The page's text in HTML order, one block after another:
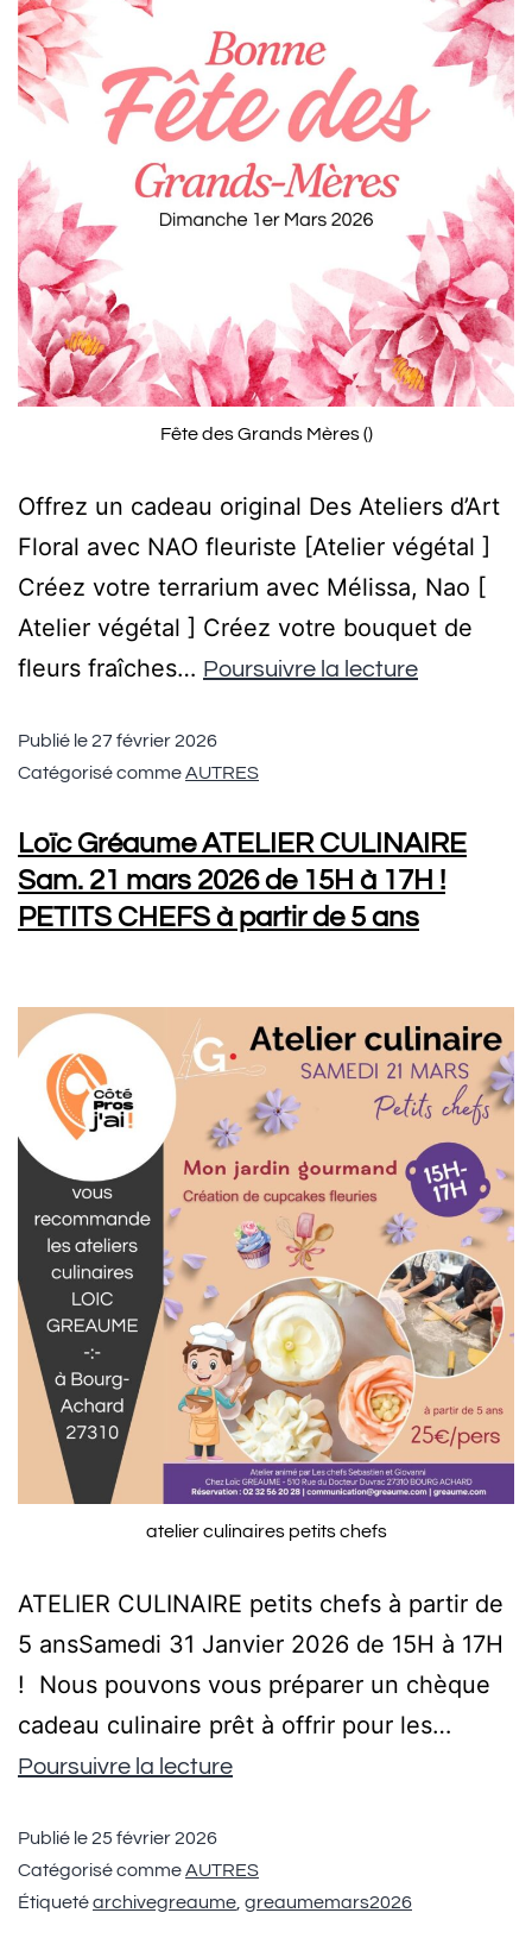
Fête des Grands Mères ()
Offrez un cadeau original Des Ateliers d’Art
Floral avec NAO fleuriste [Atelier végétal ]
Créez votre terrarium avec Mélissa, Nao [
Atelier végétal ] Créez votre bouquet de
fleurs fraîches… Poursuivre la lecture
Publié le27 février 2026
Catégorisé commeAUTRES
Loïc Gréaume ATELIER CULINAIRE
Sam. 21 mars 2026 de 15H à 17H !
PETITS CHEFS à partir de 5 ans
atelier culinaires petits chefs
ATELIER CULINAIRE petits chefs à partir de
5 ansSamedi 31 Janvier 2026 de 15H à 17H
! Nous pouvons vous préparer un chèque
cadeau culinaire prêt à offrir pour les…
Poursuivre la lecture
Publié le25 février 2026
Catégorisé commeAUTRES
Étiquetéarchivegreaume, greaumemars2026